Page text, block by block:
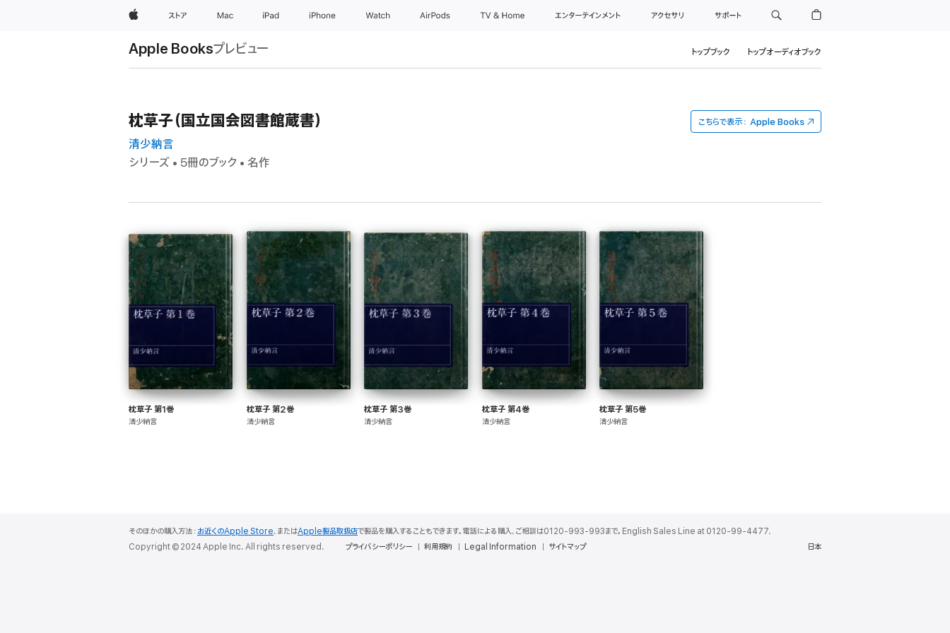
Appleストア Mac iPad iPhone Watch AirPods TV & Home エンターテインメント アクセサリ サポート
Apple Booksプレビュー トップブック トップオーディオブック
枕草子（国立国会図書館蔵書）
清少納言
シリーズ • 5冊のブック • 名作
こちらで表示： Apple Books
枕草子 第1巻
清少納言
枕草子 第2巻
清少納言
枕草子 第3巻
清少納言
枕草子 第4巻
清少納言
枕草子 第5巻
清少納言
そのほかの購入方法： お近くのApple Store、またはApple製品取扱店で製品を購入することもできます。電話による購入、ご相談は0120-993-993まで。English Sales Line at 0120-99-4477.
日本
Copyright © 2024 Apple Inc. All rights reserved. プライバシーポリシー 利用規約 Legal Information サイトマップ